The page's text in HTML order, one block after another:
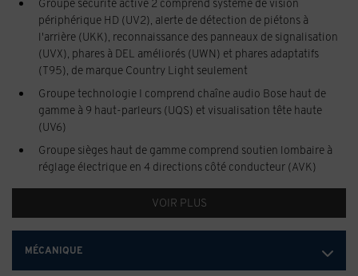
Groupe sécurité active 2 comprend système de vision
périphérique HD (UV2), alerte de détection de piétons à
l'arrière (UKK), reconnaissance des panneaux de signalisation
(UVX), phares à DEL améliorés (UWN) et phares adaptatifs
(T95), de marque Country Light seulement
Groupe technologie I comprend chaîne audio Bose haut de
gamme à 9 haut-parleurs (UQS) et visualisation tête haute
(UV6)
Groupe sièges haut de gamme comprend soutien lombaire à
réglage électrique en 4 directions côté conducteur (AVK)
VOIR PLUS
MÉCANIQUE